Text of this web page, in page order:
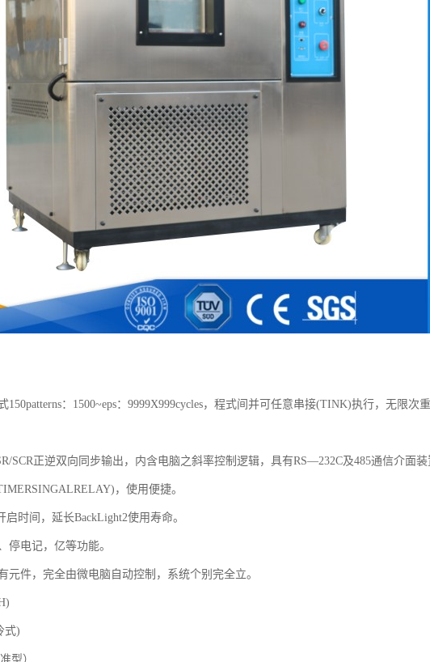
：1500~eps：9999X999cycles，程式间并可任意串接(TINK)执行，无限次
SCR正逆双向同步输出，内含电脑之斜率控制逻辑，具有RS—232C及485通信介面
，使用便捷。
时间，延长BackLight2使用寿命。
停电记，亿等功能。
元件，完全由微电脑自动控制，系统个别完全立。
式)
型）